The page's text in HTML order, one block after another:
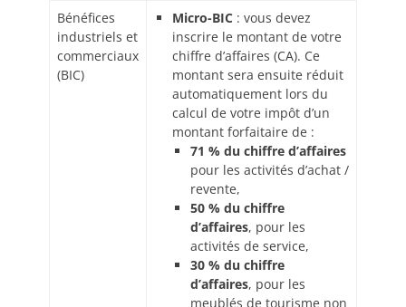
Bénéfices
industriels et
commerciaux
(BIC)
Micro-BIC : vous devez
inscrire le montant de votre
chiffre d’affaires (CA). Ce
montant sera ensuite réduit
automatiquement lors du
calcul de votre impôt d’un
montant forfaitaire de :
71 % du chiffre d’affaires
pour les activités d’achat /
revente,
50 % du chiffre
d’affaires, pour les
activités de service,
30 % du chiffre
d’affaires, pour les
meublés de tourisme non